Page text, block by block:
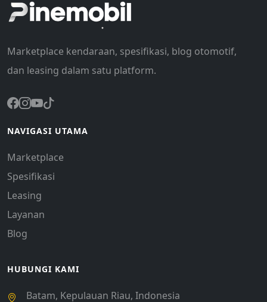
Marketplace kendaraan, spesifikasi, blog otomotif,
dan leasing dalam satu platform.
NAVIGASI UTAMA
Marketplace
Spesifikasi
Leasing
Layanan
Blog
HUBUNGI KAMI
Batam, Kepulauan Riau, Indonesia